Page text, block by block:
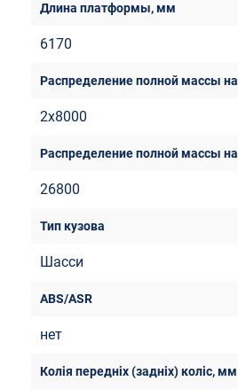
6170
2х8000
26800
Шасси
нет